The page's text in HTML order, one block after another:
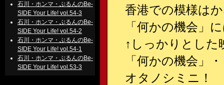
石川・ホンマ・ぶるんのBe-
SIDE Your Life! vol.54-3
石川・ホンマ・ぶるんのBe-
SIDE Your Life! vol.54-2
石川・ホンマ・ぶるんのBe-
SIDE Your Life! vol.54-1
石川・ホンマ・ぶるんのBe-
SIDE Your Life! vol.53-3
香港での模様は
「何かの機会」
↑しっかりとした
「何かの機会」
オタノシミニ！